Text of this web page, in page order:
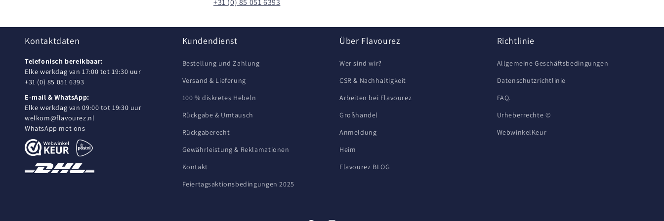
Kontaktdaten
Telefonisch bereikbaar:
Elke werkdag van 17:00 tot 19:30 uur
+31 (0) 85 051 6393
E-mail & WhatsApp:
Elke werkdag van 09:00 tot 19:30 uur
welkom@flavourez.nl
WhatsApp met ons
Kundendienst
Bestellung und Zahlung
Versand & Lieferung
100 % diskretes Hebeln
Rückgabe & Umtausch
Rückgaberecht
Gewährleistung & Reklamationen
Kontakt
Feiertagsaktionsbedingungen 2025
Über Flavourez
Wer sind wir?
CSR & Nachhaltigkeit
Arbeiten bei Flavourez
Großhandel
Anmeldung
Heim
Flavourez BLOG
Richtlinie
Allgemeine Geschäftsbedingungen
Datenschutzrichtlinie
FAQ.
Urheberrechte ©
WebwinkelKeur